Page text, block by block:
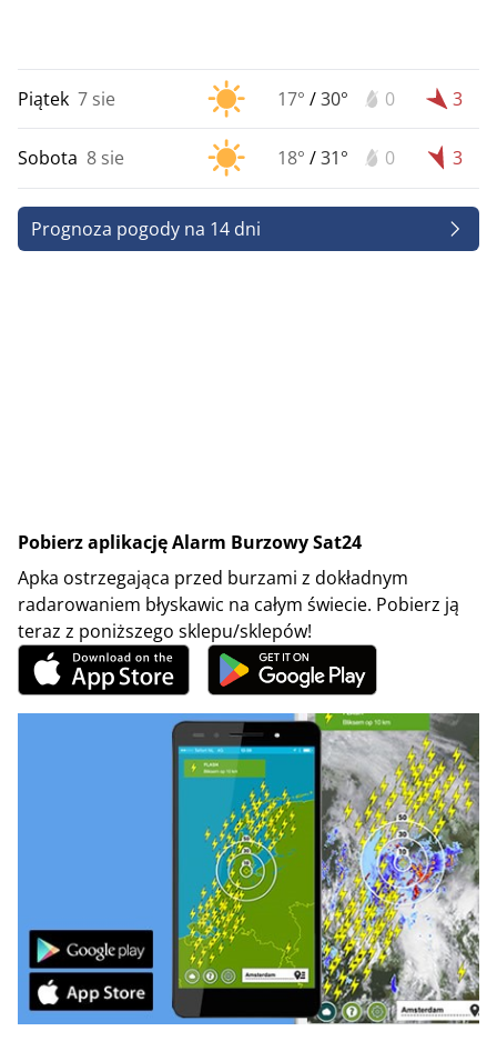
Piątek 7 sie 17° /30° 0 3
Sobota 8 sie 18° /31° 0 3
Prognoza pogody na 14 dni
Pobierz aplikację Alarm Burzowy Sat24
Apka ostrzegająca przed burzami z dokładnym
radarowaniem błyskawic na całym świecie. Pobierz ją
teraz z poniższego sklepu/sklepów!